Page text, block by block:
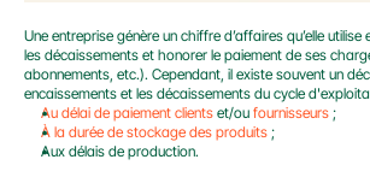
Une entreprise génère un chiffre d’affaires qu’elle
les décaissements et honorer le paiement de ses
abonnements, etc.). Cependant, il existe souvent un
encaissements et les décaissements du cycle
Au délai de paiement clients et/ou fournisseurs ;
À la durée de stockage des produits ;
Aux délais de production.